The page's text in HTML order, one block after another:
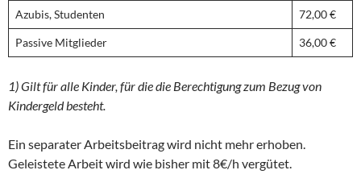
Azubis, Studenten 72,00 €
Passive Mitglieder 36,00 €
1) Gilt für alle Kinder, für die die Berechtigung zum Bezug von
Kindergeld besteht.
Ein separater Arbeitsbeitrag wird nicht mehr erhoben.
Geleistete Arbeit wird wie bisher mit 8€/h vergütet.